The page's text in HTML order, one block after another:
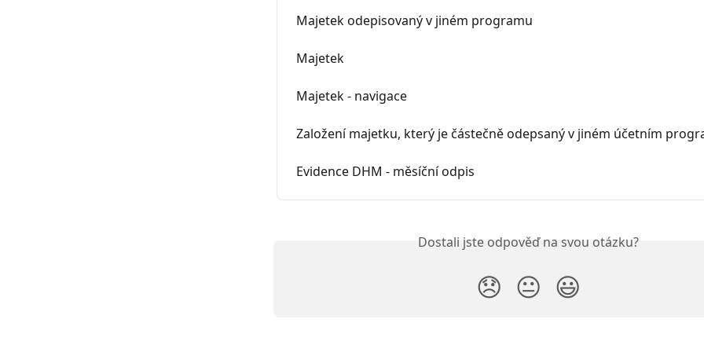
Majetek odepisovaný v jiném programu
Majetek
Majetek - navigace
Založení majetku, který je částečně odepsaný v jiném účetním
Evidence DHM - měsíční odpis
Dostali jste odpověď na svou otázku?
😞 😐 😃